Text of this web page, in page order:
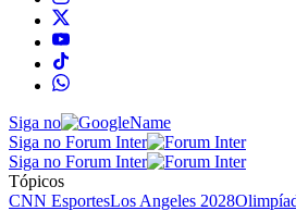
Siga no
Siga no Forum Inter
Siga no Forum Inter
Tópicos
CNN EsportesLos Angeles 2028